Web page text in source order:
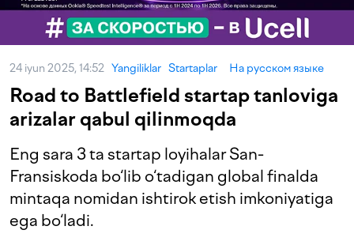
24 iyun 2025, 14:52 Yangiliklar Startaplar На русском языке
Road to Battlefield startap tanloviga
arizalar qabul qilinmoqda
Eng sara 3 ta startap loyihalar San-
Fransiskoda bo‘lib o‘tadigan global finalda
mintaqa nomidan ishtirok etish imkoniyatiga
ega bo‘ladi.